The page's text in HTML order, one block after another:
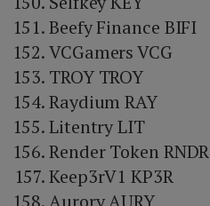
Beefy Finance BIFI
VCGamers VCG
TROY TROY
Raydium RAY
Litentry LIT
Render Token RNDR
Keep3rV1 KP3R
Aurory AURY